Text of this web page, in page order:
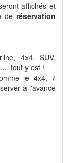
affichés et
de réservation
4x4, SUV,
tout y est !
le 4x4, 7
à l'avance